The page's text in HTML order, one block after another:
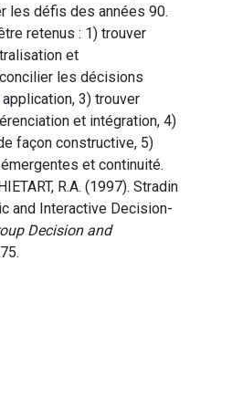
les défis des années 90.
retenus : 1) trouver
et
les décisions
3) trouver
et intégration, 4)
façon constructive, 5)
et continuité.
R.A. (1997). Stradin
and Interactive Decision-
Decision and